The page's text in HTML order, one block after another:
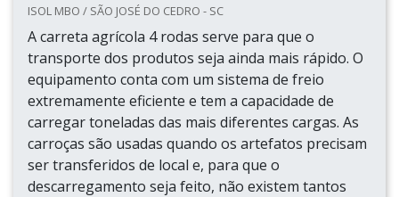
ISOL MBO / SÃO JOSÉ DO CEDRO - SC
A carreta agrícola 4 rodas serve para que o
transporte dos produtos seja ainda mais rápido. O
equipamento conta com um sistema de freio
extremamente eficiente e tem a capacidade de
carregar toneladas das mais diferentes cargas. As
carroças são usadas quando os artefatos precisam
ser transferidos de local e, para que o
descarregamento seja feito, não existem tantos